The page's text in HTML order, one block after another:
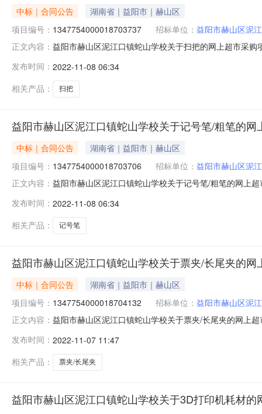
中标｜合同公告
湖南省｜益阳市｜赫山区
项目编号： 1347754000018703737 招标单位： 益阳市赫山区泥
正文内容： 益阳市赫山区泥江口镇蛇山学校关于扫把的网上超市采
内容验收数量验收金额(元)验收标准\规格型号\技术标准
发布时间： 2022-11-08 06:34
相关产品：
扫把
益阳市赫山区泥江口镇蛇山学校关于记号笔/粗笔的
中标｜合同公告
湖南省｜益阳市｜赫山区
项目编号： 1347754000018703706 招标单位： 益阳市赫山区泥
正文内容： 益阳市赫山区泥江口镇蛇山学校关于记号笔/粗笔的网上
号服务内容验收数量验收金额(元)验收标准\规格型号\技
发布时间： 2022-11-08 06:34
相关产品：
记号笔
益阳市赫山区泥江口镇蛇山学校关于票夹/长尾夹的
中标｜合同公告
湖南省｜益阳市｜赫山区
项目编号： 1347754000018704132 招标单位： 益阳市赫山区泥
正文内容： 益阳市赫山区泥江口镇蛇山学校关于票夹/长尾夹的网上
号服务内容验收数量验收金额(元)验收标准\规格型号\技
发布时间： 2022-11-07 11:47
相关产品：
票夹/长尾夹
益阳市赫山区泥江口镇蛇山学校关于3D打印机耗材